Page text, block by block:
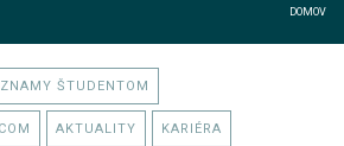
DOMOV
ŠTUDENTOM
AKTUALITY KARIÉRA